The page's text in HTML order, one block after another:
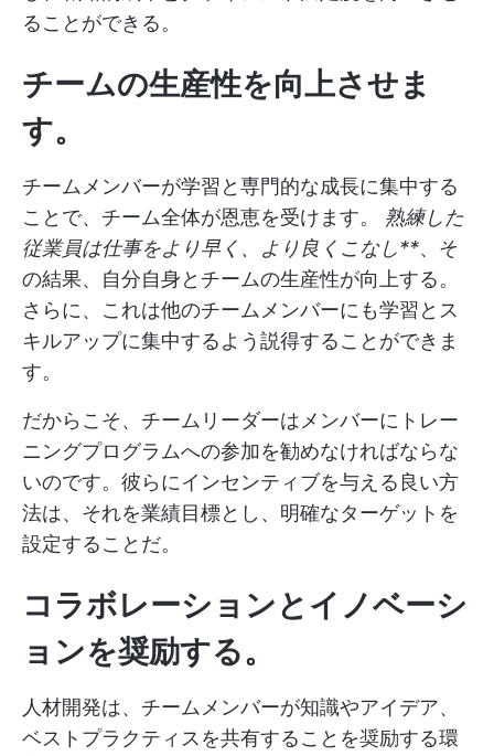
ることができる。
チームの生産性を向上させま
す。
チームメンバーが学習と専門的な成長に集中する
ことで、チーム全体が恩恵を受けます。 熟練した
従業員は仕事をより早く、より良くこなし**、そ
の結果、自分自身とチームの生産性が向上する。
さらに、これは他のチームメンバーにも学習とス
キルアップに集中するよう説得することができま
す。
だからこそ、チームリーダーはメンバーにトレー
ニングプログラムへの参加を勧めなければならな
いのです。彼らにインセンティブを与える良い方
法は、それを業績目標とし、明確なターゲットを
設定することだ。
コラボレーションとイノベーシ
ョンを奨励する。
人材開発は、チームメンバーが知識やアイデア、
ベストプラクティスを共有することを奨励する環